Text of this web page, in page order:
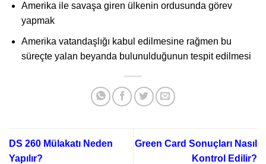
Amerika ile savaşa giren ülkenin ordusunda görev
yapmak
Amerika vatandaşlığı kabul edilmesine rağmen bu
süreçte yalan beyanda bulunulduğunun tespit edilmesi
DS 260 Mülakatı Neden
Yapılır?
Green Card Sonuçları Nasıl
Kontrol Edilir?